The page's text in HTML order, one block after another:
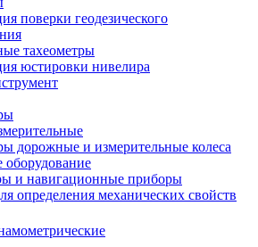
поверки геодезического
тахеометры
юстировки нивелира
дорожные и измерительные колеса
оборудование
и навигационные приборы
определения механических свойств